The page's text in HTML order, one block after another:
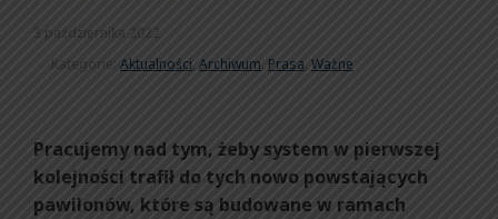
3 października 2022
Kategorie: Aktualności, Archiwum, Prasa, Ważne
Pracujemy nad tym, żeby system w pierwszej
kolejności trafił do tych nowo powstających
pawilonów, które są budowane w ramach